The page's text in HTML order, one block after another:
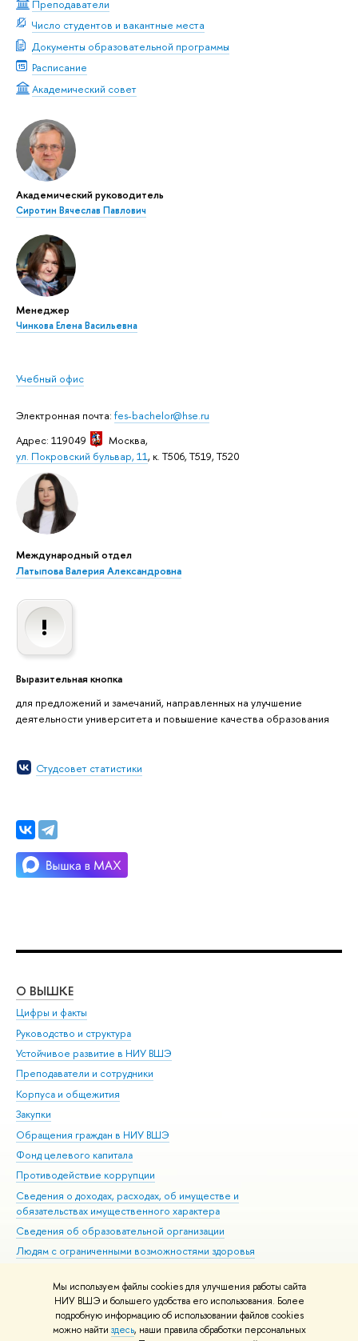
Мы используем файлы cookies для улучшения работы сайта
НИУ ВШЭ и большего удобства его использования. Более
подробную информацию об использовании файлов cookies
можно найти здесь, наши правила обработки персональных
Преподаватели
Число студентов и вакантные места
Документы образовательной программы
Расписание
Академический совет
Академический руководитель
Сиротин Вячеслав Павлович
Менеджер
Чинкова Елена Васильевна
Учебный офис
Электронная почта: fes-bachelor@hse.ru
Адрес: 119049
Москва,
ул. Покровский бульвар, 11, к. Т506, Т519, Т520
Международный отдел
Латыпова Валерия Александровна
Выразительная кнопка
для предложений и замечаний, направленных на улучшение
деятельности университета и повышение качества образования
Студсовет статистики
О ВЫШКЕ
Цифры и факты
Руководство и структура
Устойчивое развитие в НИУ ВШЭ
Преподаватели и сотрудники
Корпуса и общежития
Закупки
Обращения граждан в НИУ ВШЭ
Фонд целевого капитала
Противодействие коррупции
Сведения о доходах, расходах, об имуществе и
обязательствах имущественного характера
Сведения об образовательной организации
Людям с ограниченными возможностями здоровья
Работа в Вышке